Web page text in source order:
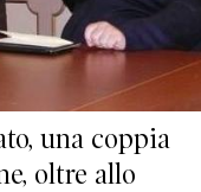
una coppia
oltre allo